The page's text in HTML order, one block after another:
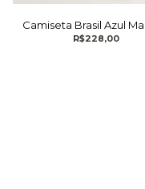
Camiseta Brasil Azul
R$228,00